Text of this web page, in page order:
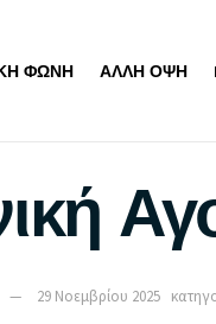
ΦΩΝΉ ΆΛΛΗ ΌΨΗ
29 Νοεμβρίου 2025